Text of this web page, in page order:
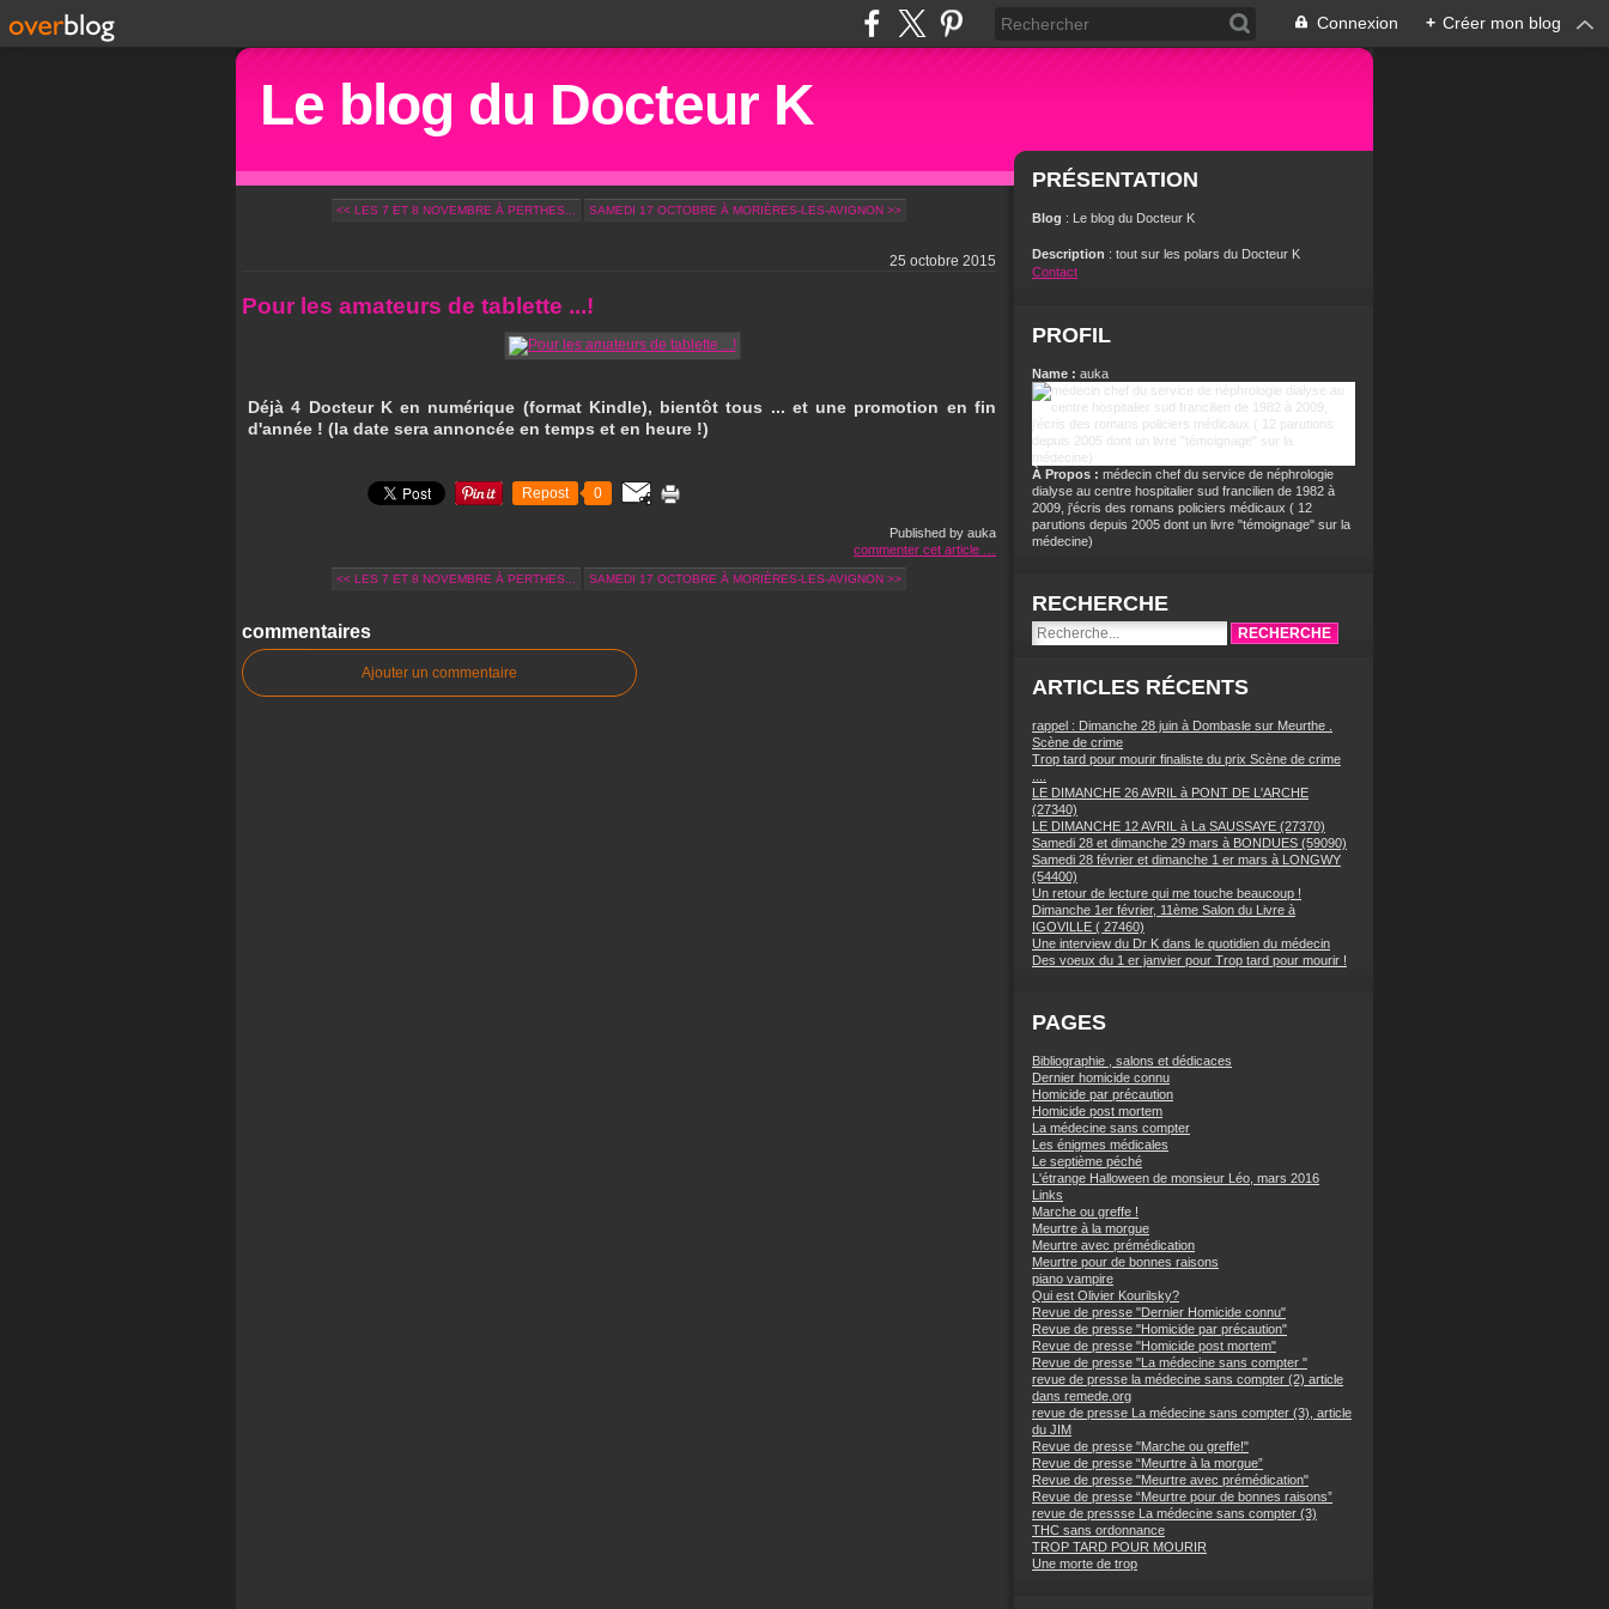
Connexion + Créer mon blog
Le blog du Docteur K
<< LES 7 ET 8 NOVEMBRE À PERTHES... SAMEDI 17 OCTOBRE À MORIÈRES-LES-AVIGNON >>
25 octobre 2015
Pour les amateurs de tablette ...!
Déjà 4 Docteur K en numérique (format Kindle), bientôt tous ... et une promotion en fin
d'année ! (la date sera annoncée en temps et en heure !)
Repost 0
Published by auka
commenter cet article
<< LES 7 ET 8 NOVEMBRE À PERTHES... SAMEDI 17 OCTOBRE À MORIÈRES-LES-AVIGNON >>
commentaires
Ajouter un commentaire
PRÉSENTATION
Blog : Le blog du Docteur K
Description : tout sur les polars du Docteur K
Contact
PROFIL
Name : auka
À Propos : médecin chef du service de néphrologie
dialyse au centre hospitalier sud francilien de 1982 à
2009, j'écris des romans policiers médicaux ( 12
parutions depuis 2005 dont un livre "témoignage" sur la
médecine)
RECHERCHE
ARTICLES RÉCENTS
rappel : Dimanche 28 juin à Dombasle sur Meurthe .
Scène de crime
Trop tard pour mourir finaliste du prix Scène de crime
LE DIMANCHE 26 AVRIL à PONT DE L'ARCHE
(27340)
LE DIMANCHE 12 AVRIL à La SAUSSAYE (27370)
Samedi 28 et dimanche 29 mars à BONDUES (59090)
Samedi 28 février et dimanche 1 er mars à LONGWY
(54400)
Un retour de lecture qui me touche beaucoup !
Dimanche 1er février, 11ème Salon du Livre à
IGOVILLE ( 27460)
Une interview du Dr K dans le quotidien du médecin
Des voeux du 1 er janvier pour Trop tard pour mourir !
PAGES
Bibliographie , salons et dédicaces
Dernier homicide connu
Homicide par précaution
Homicide post mortem
La médecine sans compter
Les énigmes médicales
Le septième péché
L'étrange Halloween de monsieur Léo, mars 2016
Links
Marche ou greffe !
Meurtre à la morgue
Meurtre avec prémédication
Meurtre pour de bonnes raisons
piano vampire
Qui est Olivier Kourilsky?
Revue de presse "Dernier Homicide connu"
Revue de presse "Homicide par précaution"
Revue de presse "Homicide post mortem"
Revue de presse "La médecine sans compter "
revue de presse la médecine sans compter (2) article
dans remede.org
revue de presse La médecine sans compter (3), article
du JIM
Revue de presse "Marche ou greffe!"
Revue de presse “Meurtre à la morgue”
Revue de presse "Meurtre avec prémédication"
Revue de presse “Meurtre pour de bonnes raisons”
revue de pressse La médecine sans compter (3)
THC sans ordonnance
TROP TARD POUR MOURIR
Une morte de trop